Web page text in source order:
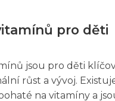
pro děti
jsou pro děti
růst a vývoj.
na vitamíny a